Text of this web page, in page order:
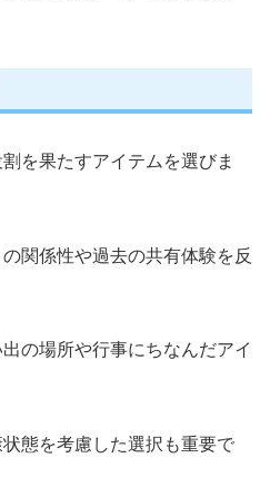
を果たすアイテムを選びま
関係性や過去の共有体験を反
の場所や行事にちなんだアイ
態を考慮した選択も重要で